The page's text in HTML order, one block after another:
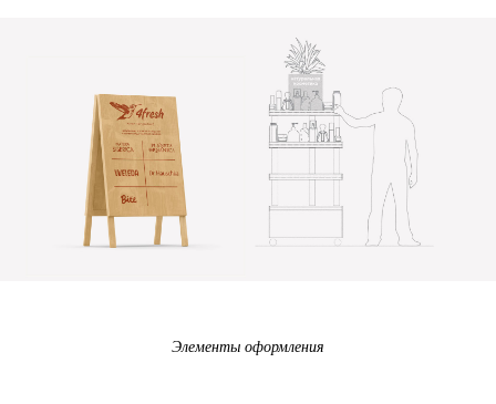
Элементы оформления